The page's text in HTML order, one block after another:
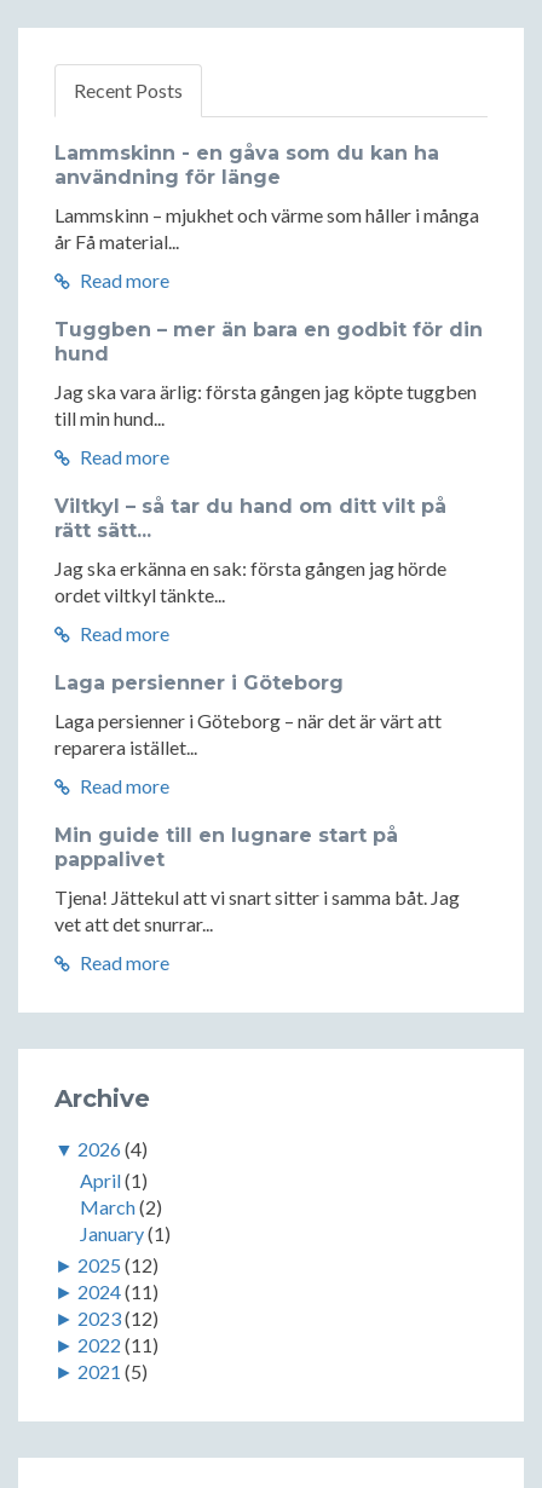
Recent Posts
Lammskinn - en gåva som du kan ha
användning för länge
Lammskinn – mjukhet och värme som håller i många
år Få material...
Read more
Tuggben – mer än bara en godbit för din
hund
Jag ska vara ärlig: första gången jag köpte tuggben
till min hund...
Read more
Viltkyl – så tar du hand om ditt vilt på
rätt sätt...
Jag ska erkänna en sak: första gången jag hörde
ordet viltkyl tänkte...
Read more
Laga persienner i Göteborg
Laga persienner i Göteborg – när det är värt att
reparera istället...
Read more
Min guide till en lugnare start på
pappalivet
Tjena! Jättekul att vi snart sitter i samma båt. Jag
vet att det snurrar...
Read more
Archive
▼ 2026(4)
April(1)
March(2)
January(1)
► 2025 (12)
► 2024(11)
► 2023(12)
► 2022 (11)
► 2021 (5)